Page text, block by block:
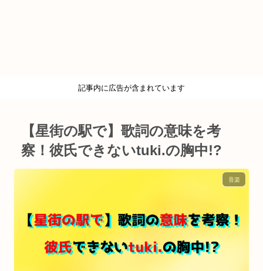
記事内に広告が含まれています
【星街の駅で】歌詞の意味を考
察！彼氏できないtuki.の胸中!?
音楽